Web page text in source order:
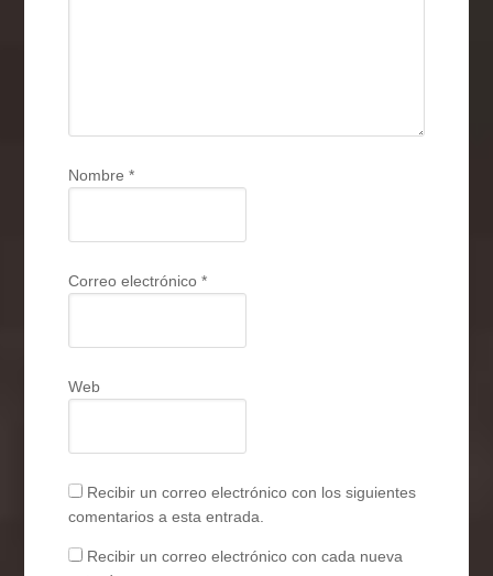
Nombre*
Correo electrónico*
Web
Recibir un correo electrónico con los siguientes
comentarios a esta entrada.
Recibir un correo electrónico con cada nueva